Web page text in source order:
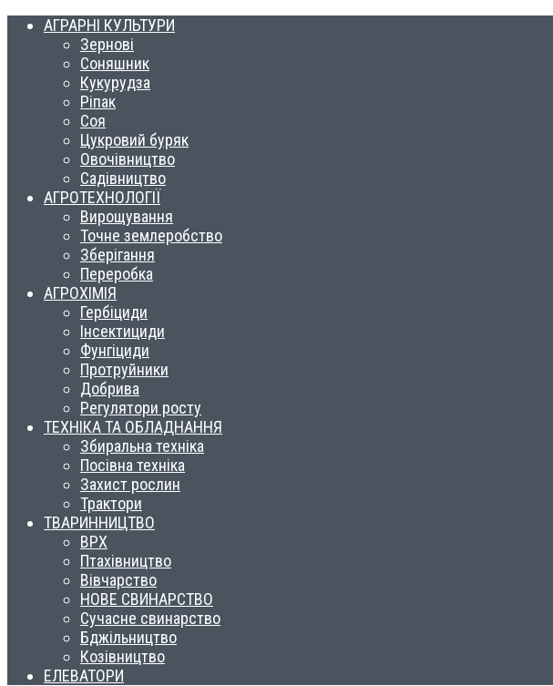
АГРАРНІ КУЛЬТУРИ
Зернові
Соняшник
Кукурудза
Ріпак
Соя
Цукровий буряк
Овочівництво
Садівництво
АГРОТЕХНОЛОГІЇ
Вирощування
Точне землеробство
Зберігання
Переробка
АГРОХІМІЯ
Гербіциди
Інсектициди
Фунгіциди
Протруйники
Добрива
Регулятори росту
ТЕХНІКА ТА ОБЛАДНАННЯ
Збиральна техніка
Посівна техніка
Захист рослин
Трактори
ТВАРИННИЦТВО
ВРХ
Птахівництво
Вівчарство
НОВЕ СВИНАРСТВО
Сучасне свинарство
Бджільництво
Козівництво
ЕЛЕВАТОРИ